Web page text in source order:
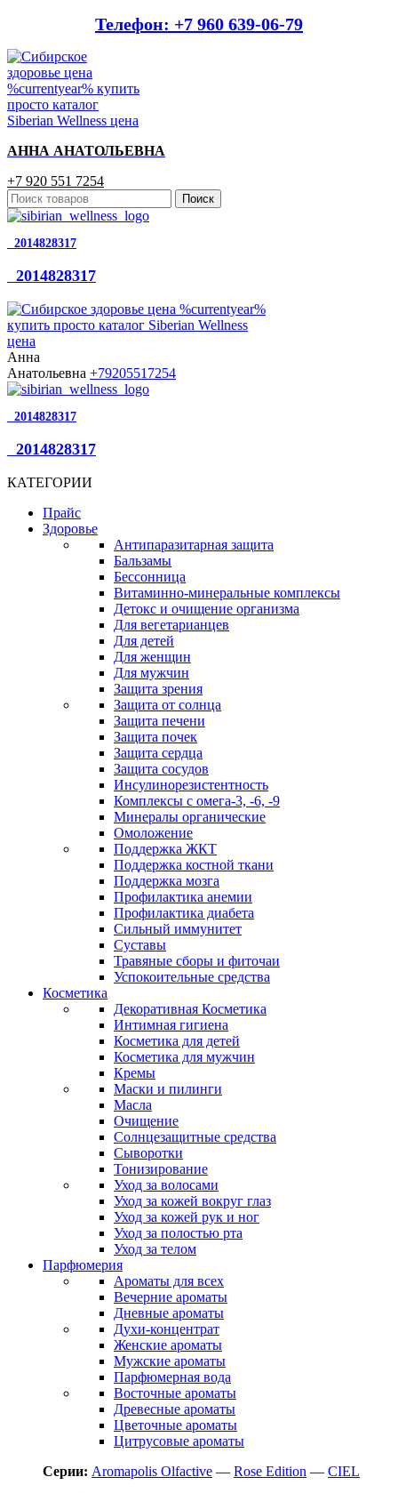
Телефон: +7 960 639-06-79
АННА АНАТОЛЬЕВНА
+7 920 551 7254
Поиск
2014828317
2014828317
Анна
Анатольевна +79205517254
2014828317
2014828317
КАТЕГОРИИ
Прайс
Здоровье
Антипаразитарная защита
Бальзамы
Бессонница
Витаминно-минеральные комплексы
Детокс и очищение организма
Для вегетарианцев
Для детей
Для женщин
Для мужчин
Защита зрения
Защита от солнца
Защита печени
Защита почек
Защита сердца
Защита сосудов
Инсулинорезистентность
Комплексы с омега-3, -6, -9
Минералы органические
Омоложение
Поддержка ЖКТ
Поддержка костной ткани
Поддержка мозга
Профилактика анемии
Профилактика диабета
Сильный иммунитет
Суставы
Травяные сборы и фиточаи
Успокоительные средства
Косметика
Декоративная Косметика
Интимная гигиена
Косметика для детей
Косметика для мужчин
Кремы
Маски и пилинги
Масла
Очищение
Солнцезащитные средства
Сыворотки
Тонизирование
Уход за волосами
Уход за кожей вокруг глаз
Уход за кожей рук и ног
Уход за полостью рта
Уход за телом
Парфюмерия
Ароматы для всех
Вечерние ароматы
Дневные ароматы
Духи-концентрат
Женские ароматы
Мужские ароматы
Парфюмерная вода
Восточные ароматы
Древесные ароматы
Цветочные ароматы
Цитрусовые ароматы
Серии: Aromapolis Olfactive — Rose Edition — CIEL